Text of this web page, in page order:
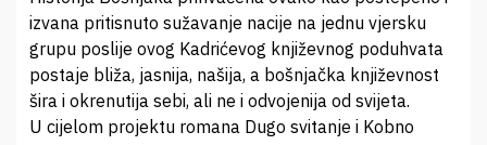
izvana pritisnuto sužavanje nacije na jednu vjersku
grupu poslije ovog Kadrićevog književnog poduhvata
postaje bliža, jasnija, našija, a bošnjačka književnost
šira i okrenutija sebi, ali ne i odvojenija od svijeta.
U cijelom projektu romana Dugo svitanje i Kobno